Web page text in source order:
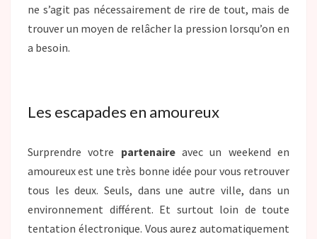
ne s’agit pas nécessairement de rire de tout, mais de
trouver un moyen de relâcher la pression lorsqu’on en
a besoin.
Les escapades en amoureux
Surprendre votre partenaireavec un weekend en
amoureux est une très bonne idée pour vous retrouver
tous les deux. Seuls, dans une autre ville, dans un
environnement différent. Et surtout loin de toute
tentation électronique. Vous aurez automatiquement